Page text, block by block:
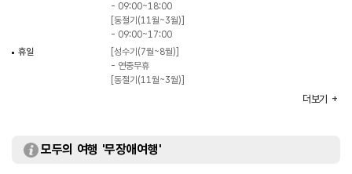
- 09:00~18:00
[동절기(11월~3월)]
- 09:00~17:00
휴일
[성수기(7월~8월)]
- 연중무휴
[동절기(11월~3월)]
이용요금
[개인]
더보기
모두의 여행 '무장애여행'